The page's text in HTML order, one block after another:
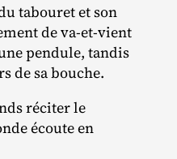
tabouret et son
de va‐​et‐​vient
pendule, tandis
de sa bouche.
réciter le
écoute en